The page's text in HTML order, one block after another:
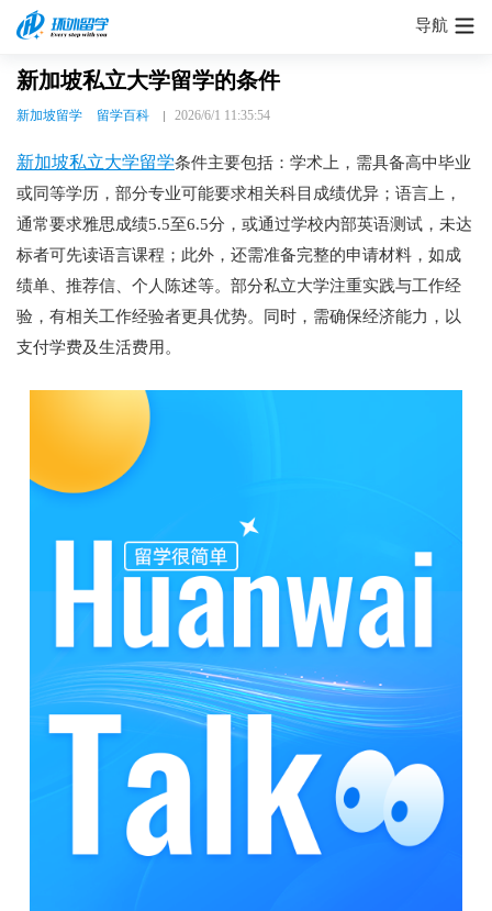
导航
新加坡私立大学留学的条件
新加坡留学 留学百科 2026/6/1 11:35:54
新加坡私立大学留学条件主要包括：学术上，需具备高中毕业
或同等学历，部分专业可能要求相关科目成绩优异；语言上，
通常要求雅思成绩5.5至6.5分，或通过学校内部英语测试，未达
标者可先读语言课程；此外，还需准备完整的申请材料，如成
绩单、推荐信、个人陈述等。部分私立大学注重实践与工作经
验，有相关工作经验者更具优势。同时，需确保经济能力，以
支付学费及生活费用。